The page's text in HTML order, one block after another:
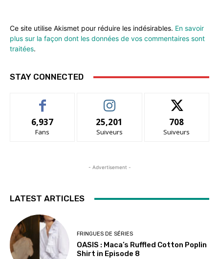
Ce site utilise Akismet pour réduire les indésirables. En savoir
plus sur la façon dont les données de vos commentaires sont
traitées.
STAY CONNECTED
6,937
Fans
25,201
Suiveurs
708
Suiveurs
- Advertisement -
LATEST ARTICLES
FRINGUES DE SÉRIES
OASIS : Maca’s Ruffled Cotton Poplin
Shirt in Episode 8